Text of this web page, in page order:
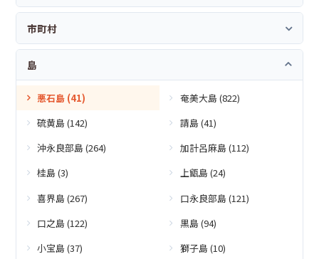
市町村
島
悪石島 (41)
奄美大島 (822)
硫黄島 (142)
請島 (41)
沖永良部島 (264)
加計呂麻島 (112)
桂島 (3)
上甑島 (24)
喜界島 (267)
口永良部島 (121)
口之島 (122)
黒島 (94)
小宝島 (37)
獅子島 (10)